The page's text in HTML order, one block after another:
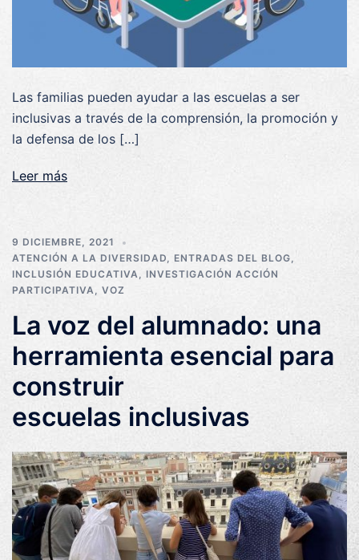
Las familias pueden ayudar a las escuelas a ser
inclusivas a través de la comprensión, la promoción y
la defensa de los […]
Leer más
9 DICIEMBRE, 2021
ATENCIÓN A LA DIVERSIDAD, ENTRADAS DEL BLOG
INCLUSIÓN EDUCATIVA
INVESTIGACIÓN ACCIÓN
PARTICIPATIVA , VOZ
La voz del alumnado: una
herramienta esencial para
construir
escuelas inclusivas